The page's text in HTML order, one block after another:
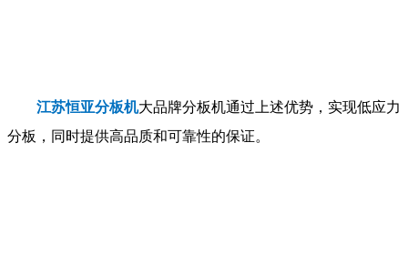
江苏恒亚分板机大品牌分板机通过上述优势，实现低应力
分板，同时提供高品质和可靠性的保证。